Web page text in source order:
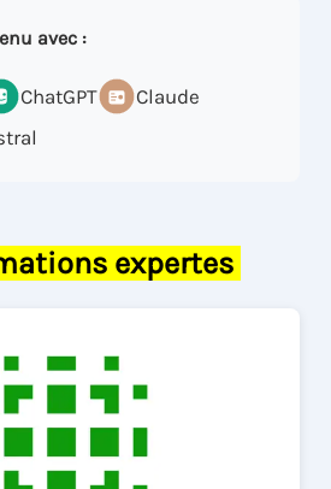
avec :
ChatGPT
Claude
expertes